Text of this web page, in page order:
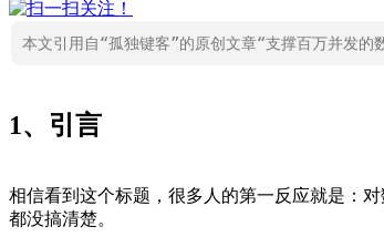
本文引用自“孤独键客”的原创文章“支撑百万并发的
1、引言
相信看到这个标题，很多人的第一反应就是：
都没搞清楚。